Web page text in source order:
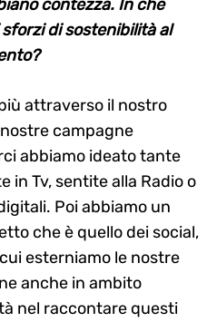
contezza. In che
di sostenibilità al
attraverso il nostro
campagne
abbiamo ideato tante
in Tv, sentite alla Radio o
Poi abbiamo un
che è quello dei social,
esterniamo le nostre
anche in ambito
nel raccontare questi